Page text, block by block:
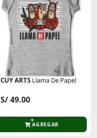
CUY ARTS Llama De Papel
S/ 49.00
AGREGAR